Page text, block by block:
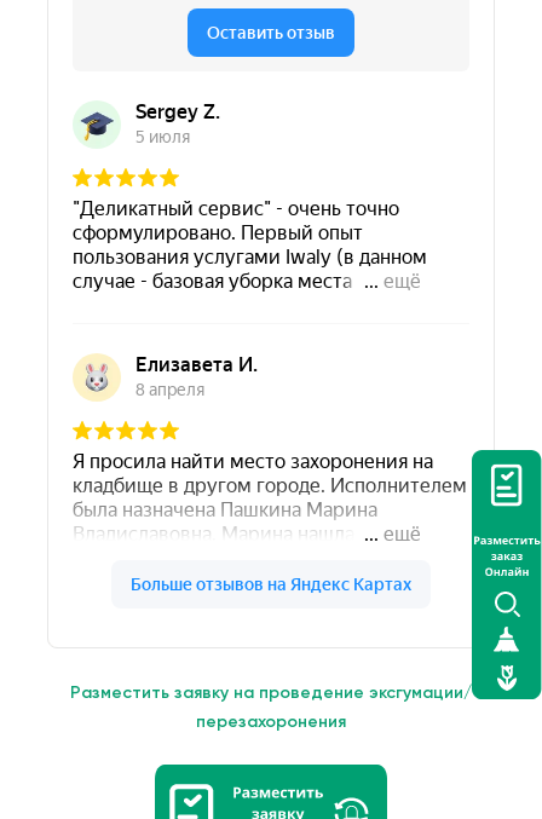
Разместить заявку на проведение эксгумации/
перезахоронения